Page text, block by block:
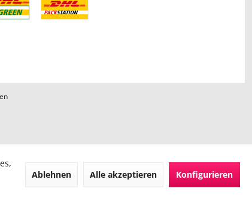
Ablehnen Alle akzeptieren Konfigurieren